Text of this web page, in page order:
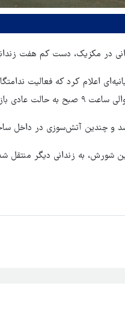
دست کم هفت زندانی کشته و ۱۱
اعلام کرد که فعالیت
عادی بازگشت.
و چندین آتش‌سوزی در داخل
شورش، به زندانی دیگر
مقاومت، آمریکا را